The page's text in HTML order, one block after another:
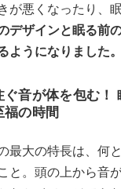
が悪くなったり、
デザインと眠る前
ようになりました。
音が体を包む！
福の時間
最大の特長は、何
と。頭の上から音